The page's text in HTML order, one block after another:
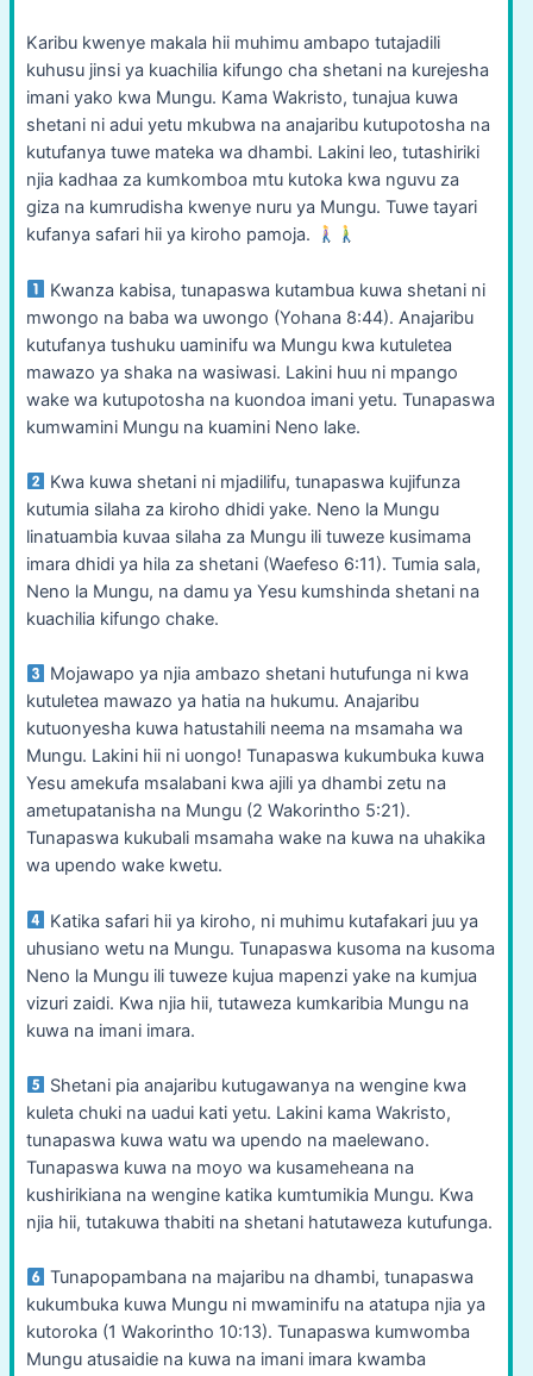
Karibu kwenye makala hii muhimu ambapo tutajadili
kuhusu jinsi ya kuachilia kifungo cha shetani na kurejesha
imani yako kwa Mungu. Kama Wakristo, tunajua kuwa
shetani ni adui yetu mkubwa na anajaribu kutupotosha na
kutufanya tuwe mateka wa dhambi. Lakini leo, tutashiriki
njia kadhaa za kumkomboa mtu kutoka kwa nguvu za
giza na kumrudisha kwenye nuru ya Mungu. Tuwe tayari
kufanya safari hii ya kiroho pamoja.
Kwanza kabisa, tunapaswa kutambua kuwa shetani ni
mwongo na baba wa uwongo (Yohana 8:44). Anajaribu
kutufanya tushuku uaminifu wa Mungu kwa kutuletea
mawazo ya shaka na wasiwasi. Lakini huu ni mpango
wake wa kutupotosha na kuondoa imani yetu. Tunapaswa
kumwamini Mungu na kuamini Neno lake.
Kwa kuwa shetani ni mjadilifu, tunapaswa kujifunza
kutumia silaha za kiroho dhidi yake. Neno la Mungu
linatuambia kuvaa silaha za Mungu ili tuweze kusimama
imara dhidi ya hila za shetani (Waefeso 6:11). Tumia sala,
Neno la Mungu, na damu ya Yesu kumshinda shetani na
kuachilia kifungo chake.
Mojawapo ya njia ambazo shetani hutufunga ni kwa
kutuletea mawazo ya hatia na hukumu. Anajaribu
kutuonyesha kuwa hatustahili neema na msamaha wa
Mungu. Lakini hii ni uongo! Tunapaswa kukumbuka kuwa
Yesu amekufa msalabani kwa ajili ya dhambi zetu na
ametupatanisha na Mungu (2 Wakorintho 5:21).
Tunapaswa kukubali msamaha wake na kuwa na uhakika
wa upendo wake kwetu.
Katika safari hii ya kiroho, ni muhimu kutafakari juu ya
uhusiano wetu na Mungu. Tunapaswa kusoma na kusoma
Neno la Mungu ili tuweze kujua mapenzi yake na kumjua
vizuri zaidi. Kwa njia hii, tutaweza kumkaribia Mungu na
kuwa na imani imara.
Shetani pia anajaribu kutugawanya na wengine kwa
kuleta chuki na uadui kati yetu. Lakini kama Wakristo,
tunapaswa kuwa watu wa upendo na maelewano.
Tunapaswa kuwa na moyo wa kusameheana na
kushirikiana na wengine katika kumtumikia Mungu. Kwa
njia hii, tutakuwa thabiti na shetani hatutaweza kutufunga.
Tunapopambana na majaribu na dhambi, tunapaswa
kukumbuka kuwa Mungu ni mwaminifu na atatupa njia ya
kutoroka (1 Wakorintho 10:13). Tunapaswa kumwomba
Mungu atusaidie na kuwa na imani imara kwamba